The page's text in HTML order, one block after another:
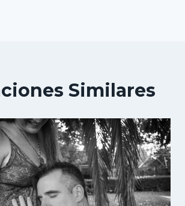
Similares